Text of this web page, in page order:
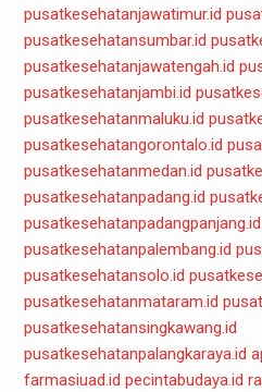
pusatkesehatanjawatimur.id
pusatkesehatansumbar.id
pusatkesehatanjawatengah.id
pusatkesehatanjambi.id
pusatkesehatanmaluku.id
pusatkesehatangorontalo.id
pusatkesehatanmedan.id
pusatkesehatanpadang.id
pusatkesehatanpadangpanjang.id
pusatkesehatanpalembang.id
pusatkesehatansolo.id
pusatkesehatanmataram.id
pusatkesehatansingkawang.id
pusatkesehatanpalangkaraya.id
farmasiuad.id pecintabudaya.id